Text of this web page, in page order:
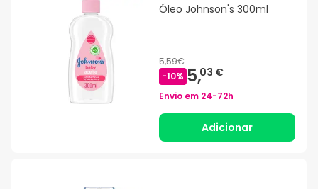
Óleo Johnson's 300ml
5,59€
-10% 5,03 €
Envio em 24-72h
Adicionar